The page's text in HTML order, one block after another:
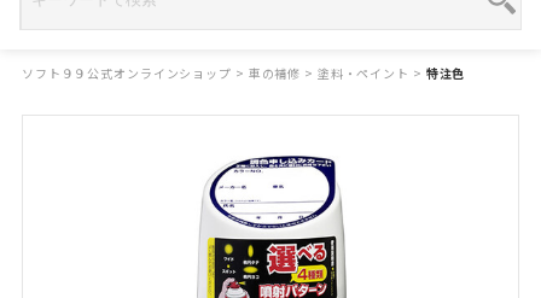
ソフト９９公式オンラインショップ > 車の補修 > 塗料・ペイント > 特注色